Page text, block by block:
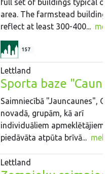
full set of buildings typical
area. The farmstead
reflect at least 300-400...
157
Lettland
Sporta baze
Saimniecībā "Jauncaunes",
novadā, grupām, kā arī
individuāliem
piedāvāta atpūta brīvā...
Lettland